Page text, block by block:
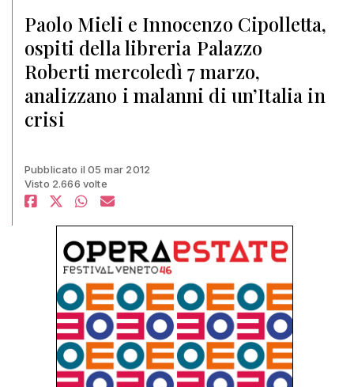
Paolo Mieli e Innocenzo Cipolletta,
ospiti della libreria Palazzo
Roberti mercoledì 7 marzo,
analizzano i malanni di un’Italia in
crisi
Pubblicato il 05 mar 2012
Visto 2.666 volte